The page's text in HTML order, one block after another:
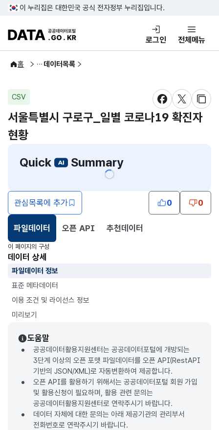
콘텐츠 바로가기
푸터 바로가기
이 누리집은 대한민국 공식 전자정부 누리집입니다.
DATA.GO.KR 공공데이터포털
로그인 전체메뉴
홈
공공데이터 데이터목록
CSV
새창 열림새창 열림
새창
서울특별시 구로구_일별 코로나19 확진자
현황
Quick
Summary
관심목록에 추가 0 0
파일데이터
선택됨
오픈 API 추천데이터
이 페이지의 구성
데이터 상세
파일데이터 정보
표준 메타데이터
이용 조건 및 라이선스 정보
미리보기
도움말
공공데이터활용지원센터는 공공데이터포털에 개방되는
3단계 이상의 오픈 포맷 파일데이터를 오픈 API(RestAPI
기반의 JSON/XML)로 자동변환하여 제공합니다.
오픈 API를 활용하기 위해서는 공공데이터포털 회원 가입
및 활용신청이 필요하며, 활용 관련 문의는
공공데이터활용지원센터로 연락주시기 바랍니다.
데이터 자체에 대한 문의는 아래 제공기관의 관리부서
전화번호로 연락주시기 바랍니다.